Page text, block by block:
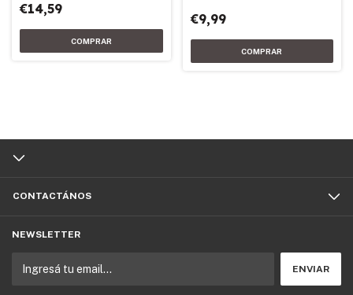
€14,59
€9,99
CONTACTÁNOS
NEWSLETTER